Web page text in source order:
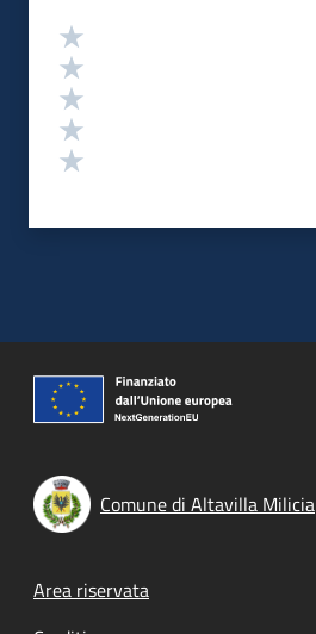
Valutazione
Comune di Altavilla Milicia
Footer menu
Area riservata